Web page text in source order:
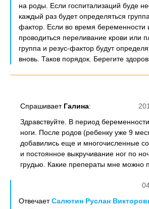
на роды. Если госпитализаций буде
каждый раз будет определяться
фактор. Если во время беременности
проводиться переливание крови или
группа и резус-фактор будут
вновь. Таков порядок. Берегите
Спрашивает Галина:
Здравствуйте. В период
ноги. После родов (ребенку уже 9
добавились еще и многочисленные
и постоянное выкручивание ног по
грудью. Какие преператы мне можно
ОтвечаетСалютин Руслан